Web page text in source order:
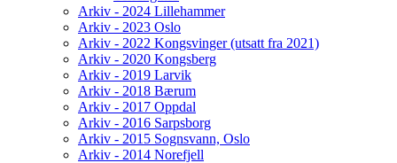
Arkiv - 2024 Lillehammer
Arkiv - 2023 Oslo
Arkiv - 2022 Kongsvinger (utsatt fra 2021)
Arkiv - 2020 Kongsberg
Arkiv - 2019 Larvik
Arkiv - 2018 Bærum
Arkiv - 2017 Oppdal
Arkiv - 2016 Sarpsborg
Arkiv - 2015 Sognsvann, Oslo
Arkiv - 2014 Norefjell